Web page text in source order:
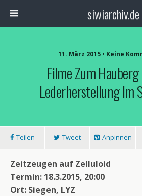
siwiarchiv.de
11. März 2015 • Keine
Filme Zum
Lederherstellung Im
Teilen Tweet Anpinnen
Zeitzeugen auf Zelluloid
Termin: 18.3.2015, 20:00
Ort: Siegen, LYZ